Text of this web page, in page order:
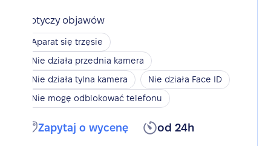
Dotyczy objawów
Aparat się trzęsie
Nie działa przednia kamera
Nie działa tylna kamera
Nie działa Face ID
Nie mogę odblokować telefonu
Zapytaj o wycenę od 24h